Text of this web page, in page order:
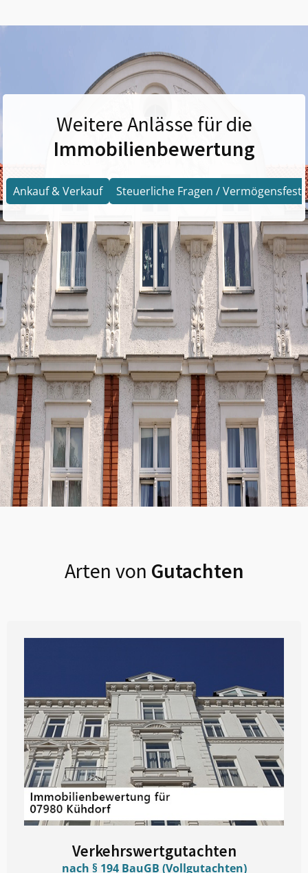
Weitere Anlässe für die
Immobilienbewertung
Ankauf & Verkauf Steuerliche Fragen /
Arten von Gutachten
Verkehrswertgutachten
nach § 194 BauGB (Vollgutachten)